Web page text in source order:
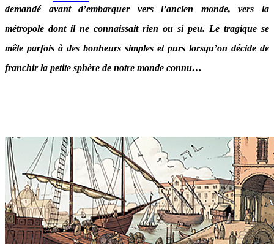
demandé avant d’embarquer vers l’ancien monde, vers la
métropole dont il ne connaissait rien ou si peu. Le tragique se
mêle parfois à des bonheurs simples et purs lorsqu’on décide de
franchir la petite sphère de notre monde connu…